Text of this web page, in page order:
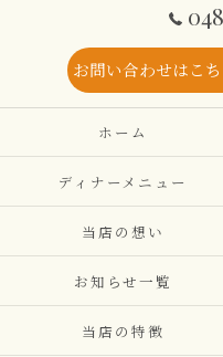
お問い合わせはこ
ホーム
ディナーメニュー
当店の想い
お知らせ一覧
当店の特徴